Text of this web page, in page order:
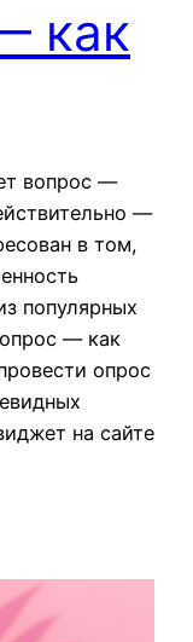
как
вопрос —
—
в том,
популярных
— как
опрос
на сайте